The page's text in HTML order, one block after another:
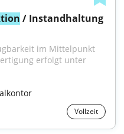
/ Instandhaltung
im Mittelpunkt
erfolgt unter
Vollzeit